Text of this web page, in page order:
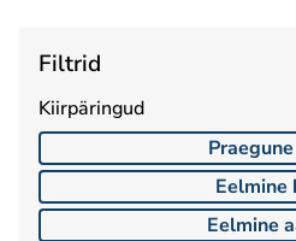
Filtrid
Kiirpäringud
Eelmine
Eelmine